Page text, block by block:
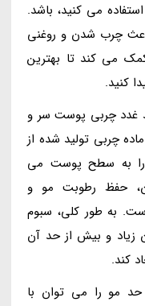
می کنید، باشد.
چرب شدن و روغنی
می کند تا بهترین
کنید.
غدد چربی پوست سر و
چربی تولید شده از
را به سطح پوست می
حفظ رطوبت مو و
به طور کلی، سبوم
زیاد و بیش از حد آن
کند.
مو را می توان با